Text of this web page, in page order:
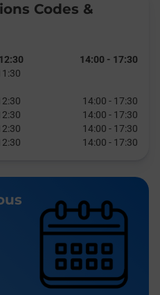
Codes &
12:30 14:00 - 17:30
14:00 - 17:30
14:00 - 17:30
14:00 - 17:30
14:00 - 17:30